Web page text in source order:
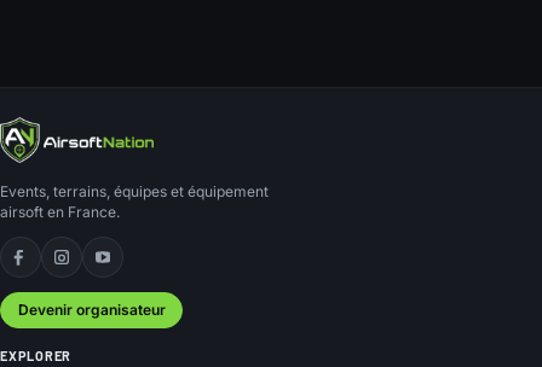
Events, terrains, équipes et équipement
airsoft en France.
Facebook
Instagram
YouTube
Devenir organisateur
EXPLORER